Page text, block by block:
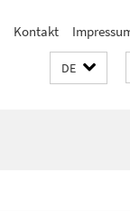
Kontakt
DE